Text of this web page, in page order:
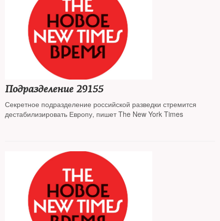
Подразделение 29155
Секретное подразделение российской разведки стремится
дестабилизировать Европу, пишет The New York Times